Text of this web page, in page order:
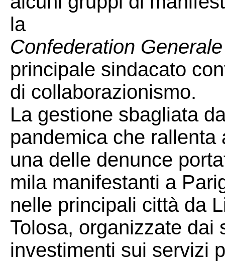
la
Confederation
principale sindacato
di collaborazionismo.
La gestione sbagliata
pandemica che
una delle denunce
mila manifestanti a
nelle principali città da
Tolosa, organizzate dai
investimenti sui servizi